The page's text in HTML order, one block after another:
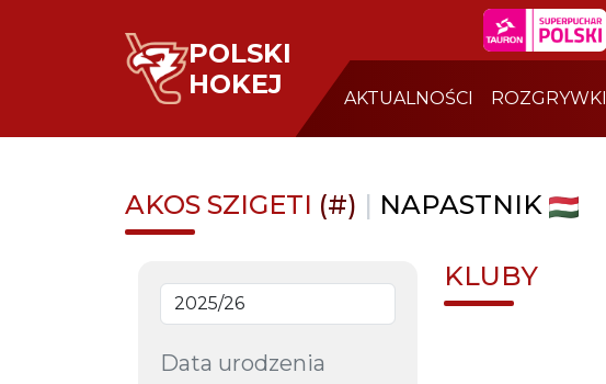
POLSKI
HOKEJ
AKTUALNOŚCI ROZGRYWKI
AKOS SZIGETI (#) | NAPASTNIK
Data urodzenia
KLUBY